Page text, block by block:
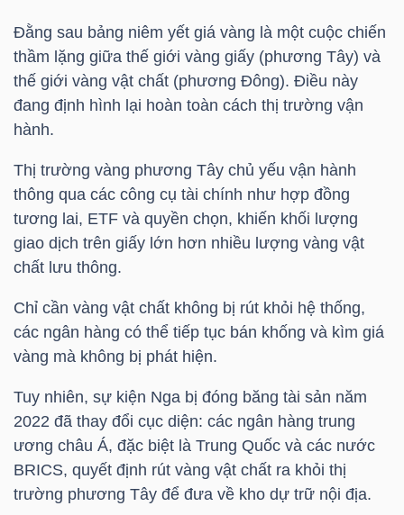
Đằng sau bảng niêm yết giá vàng là một cuộc chiến
thầm lặng giữa thế giới vàng giấy (phương Tây) và
thế giới vàng vật chất (phương Đông). Điều này
đang định hình lại hoàn toàn cách thị trường vận
hành.
Thị trường vàng phương Tây chủ yếu vận hành
thông qua các công cụ tài chính như hợp đồng
tương lai, ETF và quyền chọn, khiến khối lượng
giao dịch trên giấy lớn hơn nhiều lượng vàng vật
chất lưu thông.
Chỉ cần vàng vật chất không bị rút khỏi hệ thống,
các ngân hàng có thể tiếp tục bán khống và kìm giá
vàng mà không bị phát hiện.
Tuy nhiên, sự kiện Nga bị đóng băng tài sản năm
2022 đã thay đổi cục diện: các ngân hàng trung
ương châu Á, đặc biệt là Trung Quốc và các nước
BRICS, quyết định rút vàng vật chất ra khỏi thị
trường phương Tây để đưa về kho dự trữ nội địa.
PHÁI
SINH
TRÁI
PHIẾU
CÔNG
CỤ
TRUY
XUẤT
LIỆU